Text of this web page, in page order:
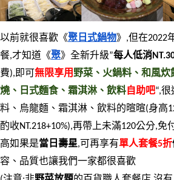
以前就很喜歡《聚日式鍋物》,但在2022
餐,才知道《聚》全新升級”每人低消
費),即可 無限享用野菜、火鍋料、和風炊
燒、日式麵食、霜淇淋、飲料 自助吧“,
料、烏龍麵、霜淇淋、飲料的暄暄(身高
酌收NT.218+10%),再帶上未滿120公分,免
高如果是當日壽星,可再享有單人套餐5折
容、品質也讓我們一家都很喜歡